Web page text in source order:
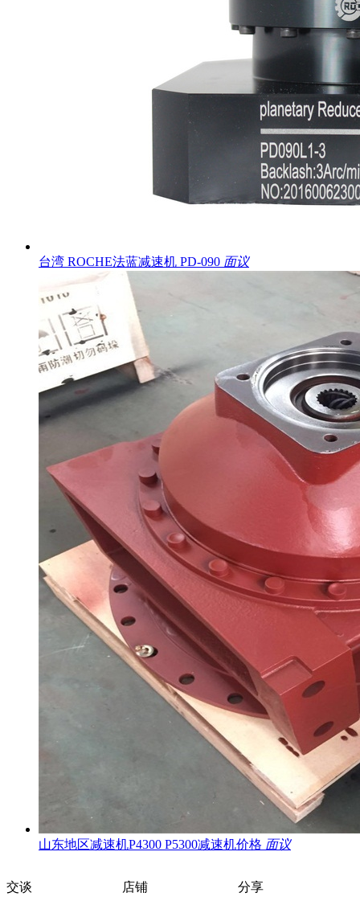
台湾 ROCHE法蓝减速机 PD-090 面议
山东地区减速机P4300 P5300减速机价格 面议
交谈 店铺 分享